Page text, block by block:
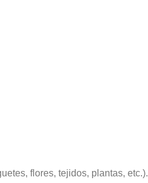
flores, tejidos, plantas, etc.).